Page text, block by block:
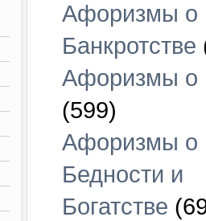
Афоризмы о
Банкротстве
Афоризмы о
(599)
Афоризмы о
Бедности и
Богатстве